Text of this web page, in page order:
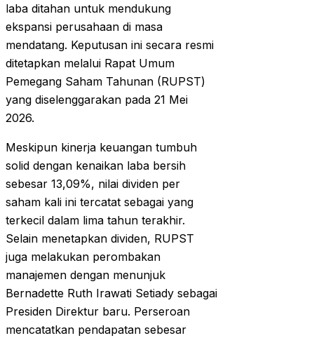
laba ditahan untuk mendukung
ekspansi perusahaan di masa
mendatang. Keputusan ini secara resmi
ditetapkan melalui Rapat Umum
Pemegang Saham Tahunan (RUPST)
yang diselenggarakan pada 21 Mei
2026.
Meskipun kinerja keuangan tumbuh
solid dengan kenaikan laba bersih
sebesar 13,09%, nilai dividen per
saham kali ini tercatat sebagai yang
terkecil dalam lima tahun terakhir.
Selain menetapkan dividen, RUPST
juga melakukan perombakan
manajemen dengan menunjuk
Bernadette Ruth Irawati Setiady sebagai
Presiden Direktur baru. Perseroan
mencatatkan pendapatan sebesar